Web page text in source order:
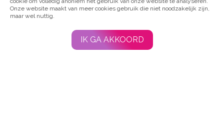
Blijf op de hoogte en abonneer je hier op de maandelijkse
Onze website maakt van meer cookies gebruik die niet noodzakelijk zijn,
maar wel nuttig.
IK GA AKKOORD